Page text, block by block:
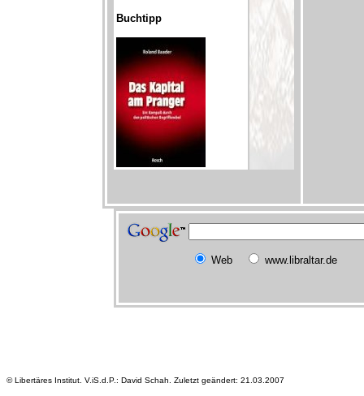
Buchtipp
Web www.libraltar.de
© Libertäres Institut. V.iS.d.P.: David Schah. Zuletzt geändert: 21.03.2007